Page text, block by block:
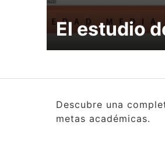
El estudio
Descubre una
metas académicas.